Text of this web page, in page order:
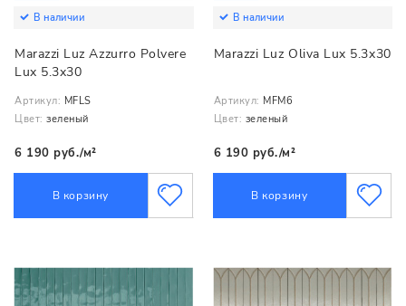
В наличии
Marazzi Luz Azzurro Polvere
Lux 5.3x30
Артикул: MFLS
Цвет: зеленый
6 190 руб./м²
В корзину
В наличии
Marazzi Luz Oliva Lux 5.3x30
Артикул: MFM6
Цвет: зеленый
6 190 руб./м²
В корзину